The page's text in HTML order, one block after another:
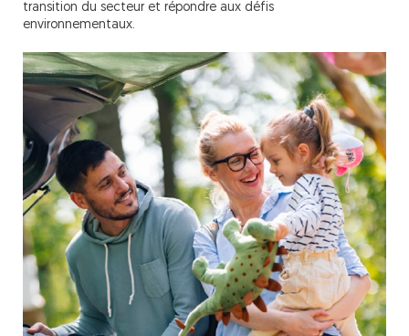
transition du secteur et répondre aux défis
environnementaux.